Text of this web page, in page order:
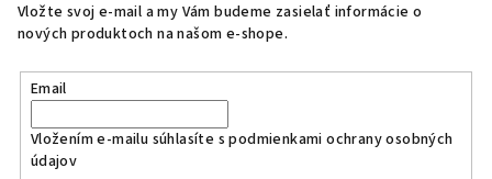
Vložte svoj e-mail a my Vám budeme zasielať informácie o
nových produktoch na našom e-shope.
Email
Vložením e-mailu súhlasíte spodmienkami ochrany osobných
údajov